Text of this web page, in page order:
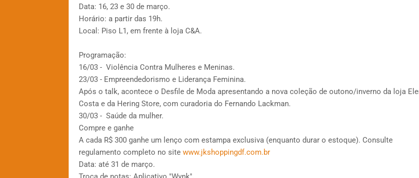
Data: 16, 23 e 30 de março.
Horário: a partir das 19h.
Local: Piso L1, em frente à loja C&A.
Programação:
16/03 - Violência Contra Mulheres e Meninas.
23/03 - Empreendedorismo e Liderança Feminina.
Após o talk, acontece o Desfile de Moda apresentando a nova coleção de outono/inverno da loja
Costa e da Hering Store, com curadoria do Fernando Lackman.
30/03 - Saúde da mulher.
Compre e ganhe
A cada R$ 300 ganhe um lenço com estampa exclusiva (enquanto durar o estoque). Consulte
regulamento completo no site www.jkshoppingdf.com.br
Data: até 31 de março.